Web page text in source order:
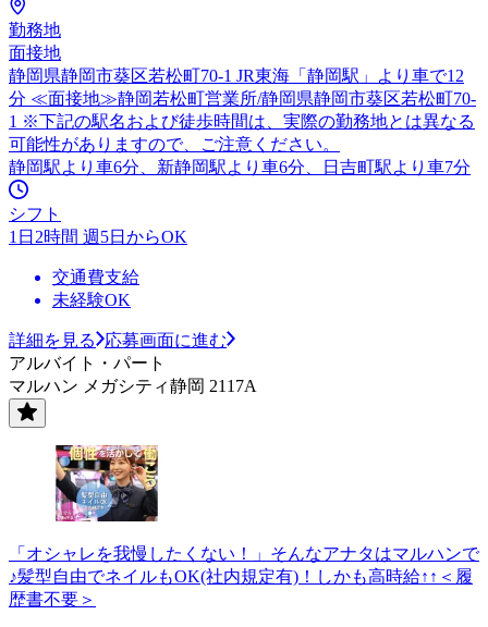
勤務地
面接地
静岡県静岡市葵区若松町70-1 JR東海「静岡駅」より車で12
分 ≪面接地≫静岡若松町営業所/静岡県静岡市葵区若松町70-
1 ※下記の駅名および徒歩時間は、実際の勤務地とは異なる
可能性がありますので、ご注意ください。
静岡駅より車6分、新静岡駅より車6分、日吉町駅より車7分
シフト
1日2時間 週5日からOK
交通費支給
未経験OK
詳細を見る
応募画面に進む
アルバイト・パート
マルハン メガシティ静岡 2117A
「オシャレを我慢したくない！」そんなアナタはマルハンで
♪髪型自由でネイルもOK(社内規定有)！しかも高時給↑↑＜履
歴書不要＞